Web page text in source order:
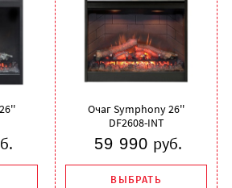
Очаг Symphony 26''
DF2608-INT
59 990 руб.
ВЫБРАТЬ